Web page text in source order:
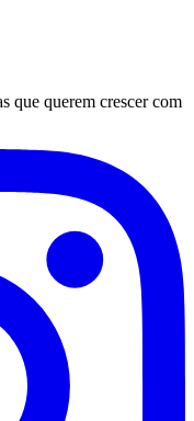
que querem crescer com